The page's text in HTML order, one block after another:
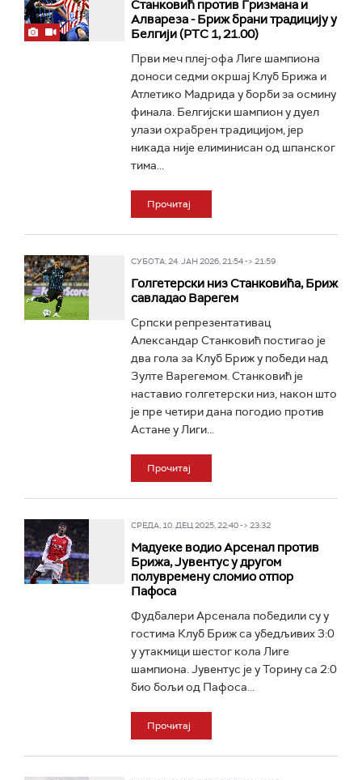
Станковић против Гризмана и
Алвареза - Бриж брани традицију у
Белгији (РТС 1, 21.00)
Први меч плеј-офа Лиге шампиона
доноси седми окршај Клуб Брижа и
Атлетико Мадрида у борби за осмину
финала. Белгијски шампион у дуел
улази охрабрен традицијом, јер
никада није елиминисан од шпанског
тима...
Прочитај
СУБОТА, 24. ЈАН 2026, 21:54 -> 21:59
Голгетерски низ Станковића, Бриж
савладао Варегем
Српски репрезентативац
Александар Станковић постигао је
два гола за Клуб Бриж у победи над
Зулте Варегемом. Станковић је
наставио голгетерски низ, након што
је пре четири дана погодио против
Астане у Лиги...
Прочитај
СРЕДА, 10. ДЕЦ 2025, 22:40 -> 23:32
Мадуеке водио Арсенал против
Брижа, Јувентус у другом
полувремену сломио отпор
Пафоса
Фудбалери Арсенала победили су у
гостима Клуб Бриж са убедљивих 3:0
у утакмици шестог кола Лиге
шампиона. Јувентус је у Торину са 2:0
био бољи од Пафоса...
Прочитај